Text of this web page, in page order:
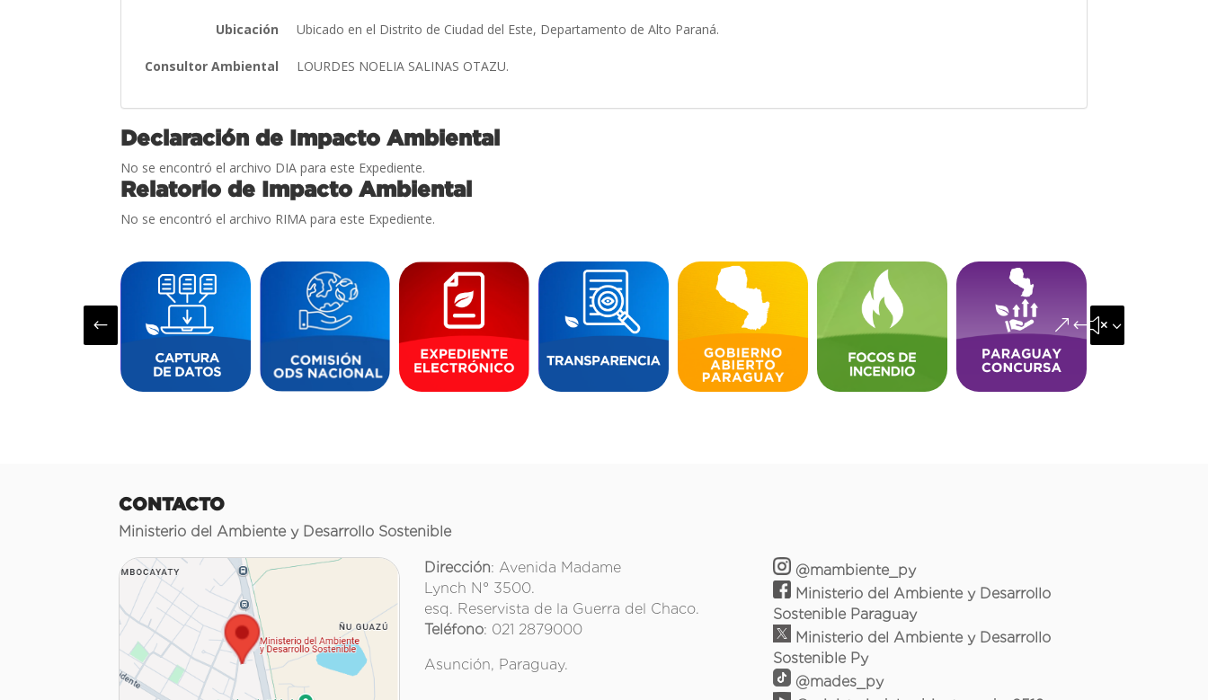
Ubicación Ubicado en el Distrito de Ciudad del Este, Departamento de Alto Paraná.
Consultor Ambiental LOURDES NOELIA SALINAS OTAZU.
Declaración de Impacto Ambiental
No se encontró el archivo DIA para este Expediente.
Relatorio de Impacto Ambiental
No se encontró el archivo RIMA para este Expediente.
# &#x35;
CONTACTO
Ministerio del Ambiente y Desarrollo Sostenible
Dirección: Avenida Madame
Lynch N° 3500.
esq. Reservista de la Guerra del Chaco.
Teléfono: 021 2879000
Asunción, Paraguay.
@mambiente_py
Ministerio del Ambiente y Desarrollo
Sostenible Paraguay
Ministerio del Ambiente y Desarrollo
Sostenible Py
@mades_py